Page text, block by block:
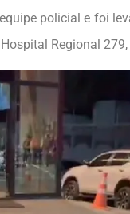
policial e foi
Regional